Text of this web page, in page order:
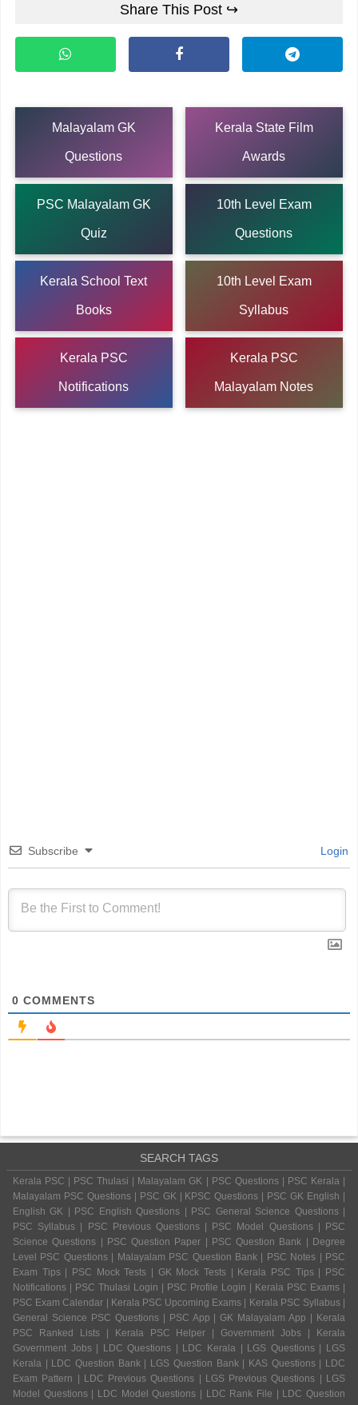
Share This Post ↪
Malayalam GK
Questions
Kerala State Film
Awards
PSC Malayalam GK
Quiz
10th Level Exam
Questions
Kerala School Text
Books
10th Level Exam
Syllabus
Kerala PSC
Notifications
Kerala PSC
Malayalam Notes
Subscribe Login
0 COMMENTS
SEARCH TAGS
Kerala PSC | PSC Thulasi | Malayalam GK | PSC Questions | PSC Kerala |
Malayalam PSC Questions | PSC GK | KPSC Questions | PSC GK English |
English GK | PSC English Questions | PSC General Science Questions |
PSC Syllabus | PSC Previous Questions | PSC Model Questions | PSC
Science Questions | PSC Question Paper | PSC Question Bank | Degree
Level PSC Questions | Malayalam PSC Question Bank | PSC Notes | PSC
Exam Tips | PSC Mock Tests | GK Mock Tests | Kerala PSC Tips | PSC
Notifications | PSC Thulasi Login | PSC Profile Login | Kerala PSC Exams |
PSC Exam Calendar | Kerala PSC Upcoming Exams | Kerala PSC Syllabus |
General Science PSC Questions | PSC App | GK Malayalam App | Kerala
PSC Ranked Lists | Kerala PSC Helper | Government Jobs | Kerala
Government Jobs | LDC Questions | LDC Kerala | LGS Questions | LGS
Kerala | LDC Question Bank | LGS Question Bank | KAS Questions | LDC
Exam Pattern | LDC Previous Questions | LGS Previous Questions | LGS
Model Questions | LDC Model Questions | LDC Rank File | LDC Question